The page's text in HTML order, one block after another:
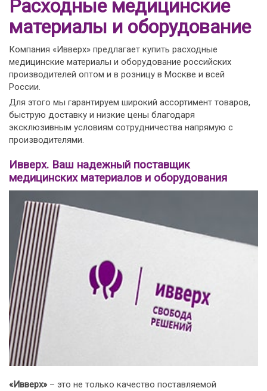
Расходные медицинские
материалы и оборудование
Компания «Ивверх» предлагает купить расходные
медицинские материалы и оборудование российских
производителей оптом и в розницу в Москве и всей
России.
Для этого мы гарантируем широкий ассортимент товаров,
быструю доставку и низкие цены благодаря
эксклюзивным условиям сотрудничества напрямую с
производителями.
Ивверх. Ваш надежный поставщик
медицинских материалов и оборудования
«Ивверх»– это не только качество поставляемой